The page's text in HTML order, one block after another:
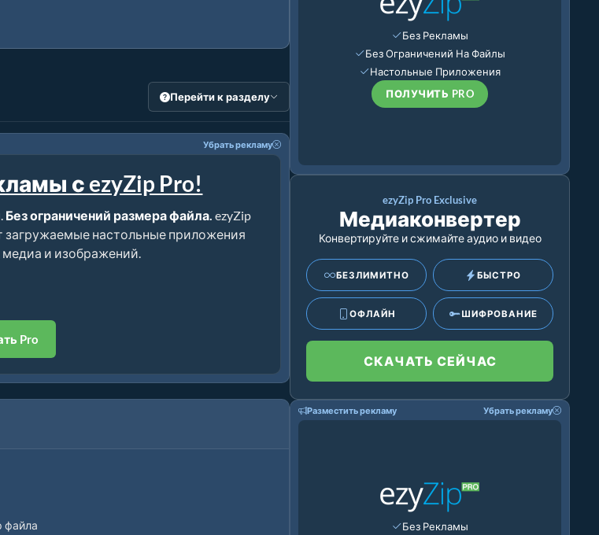
Перейти к разделу
Убрать рекламу
с ezyZip Pro!
Без ограничений размера файла. ezyZip
загружаемые настольные приложения
медиа и изображений.
Pro
файла
Без Рекламы
Без Ограничений На Файлы
Настольные Приложения
ПОЛУЧИТЬ PRO
ezyZip Pro Exclusive
Медиаконвертер
Конвертируйте и сжимайте аудио и видео
БЕЗЛИМИТНО БЫСТРО
ОФЛАЙН ШИФРОВАНИЕ
СКАЧАТЬ СЕЙЧАС
Разместить рекламу Убрать рекламу
Без Рекламы